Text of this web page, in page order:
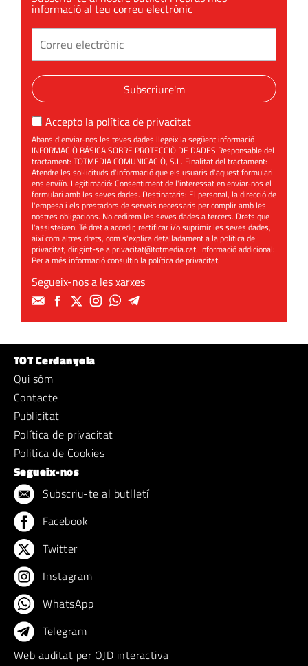
informació al teu correu electrònic
Subscriure'm
Accepto la política de privacitat
Abans d'enviar-nos les teves dades llegeix la següent informació
INFORMACIÓ BÀSICA SOBRE PROTECCIÓ DE DADES Responsable del
tractament: TOTMEDIA COMUNICACIÓ, S.L. Finalitat del tractament:
Atendre les sol·licituds d'informació que els usuaris d'aquest formulari
ens enviïn. Legitimació: Consentiment de l'interessat en enviar-nos el
formulari amb les seves dades. Destinataris: El personal, la direcció de
l'empesa i els prestadors de serveis necessaris per complir amb les
nostres obligacions. No cedirem les seves dades a tercers. Drets que
l'assisteixen: Té dret a accedir, rectificar i/o suprimir les seves dades,
així com altres drets, com s'explica detalladament a la política de
privacitat, dirigint-se aprivacitat@totmedia.cat. Informació addicional:
Per a més informació consultin lapolítica de privacitat.
Segueix-nos a les xarxes
TOT Cerdanyola
Qui sóm
Contacte
Publicitat
Política de privacitat
Politica de Cookies
Segueix-nos
Subscriu-te al butlletí
Facebook
Twitter
Instagram
WhatsApp
Telegram
Web auditat per OJD interactiva